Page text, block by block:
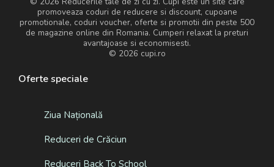
promoveaza coduri de reducere si discount, cupoane
promotionale, coduri voucher, oferte si promotii din peste 500
de magazine online din Romania. Cumperi relaxat la preturi
avantajoase si economisesti.
© 2026 cupi.ro
Oferte speciale
Ziua Națională
Reduceri de Crăciun
Reduceri Back To School